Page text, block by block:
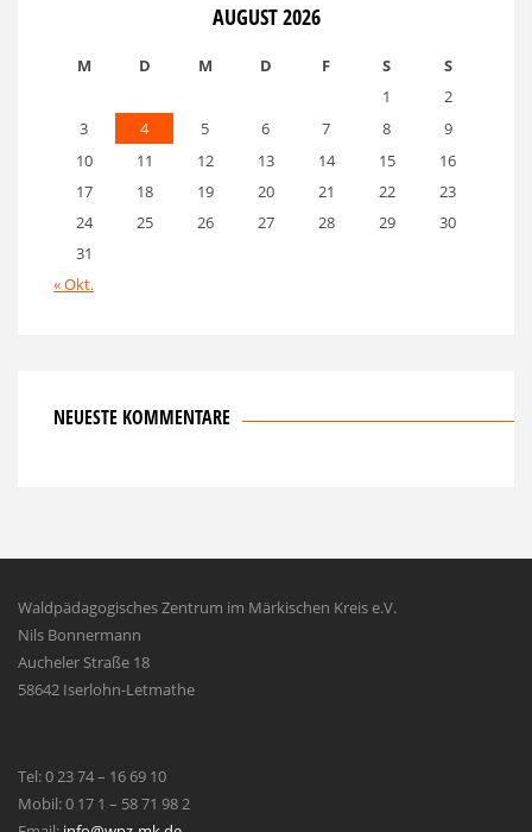
AUGUST 2026
M D M D F S
S
1
2
3
4 5 6 7 8
9
10
11 12 13 14 15
16
17
18 19 20 21 22
23
24
25 26 27 28 29
30
31
« Okt.
NEUESTE KOMMENTARE
Waldpädagogisches Zentrum im Märkischen Kreis e.V.
Nils Bonnermann
Aucheler Straße 18
58642 Iserlohn-Letmathe
Tel: 0 23 74 – 16 69 10
Mobil: 0 17 1 – 58 71 98 2